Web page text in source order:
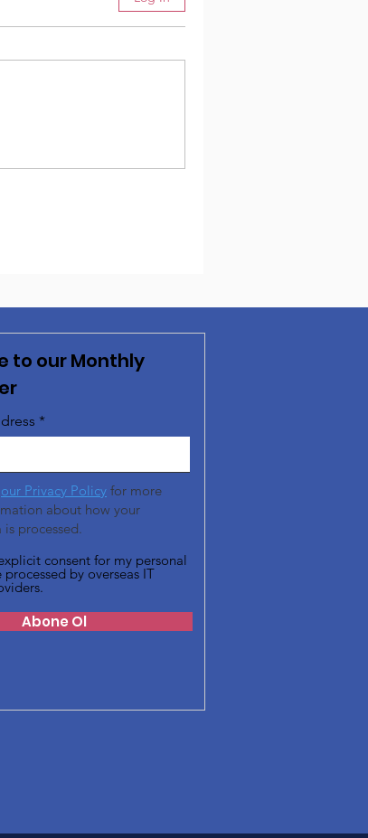
to our Monthly
our Privacy Policy for more
about how your
processed.
consent for my personal
by overseas IT
Abone Ol